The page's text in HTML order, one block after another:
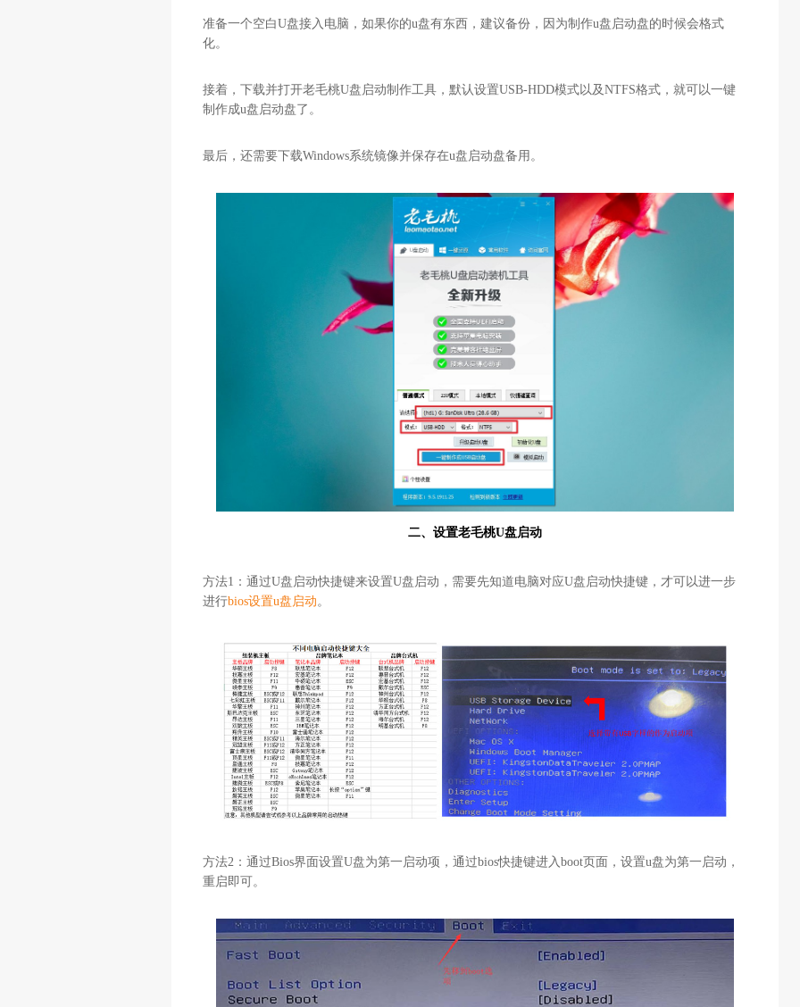
准备一个空白U盘接入电脑，如果你的u盘有东西，建议备份，因为制作u盘启动盘的时候会格式
化。
接着，下载并打开老毛桃U盘启动制作工具，默认设置USB-HDD模式以及NTFS格式，就可以一键
制作成u盘启动盘了。
最后，还需要下载Windows系统镜像并保存在u盘启动盘备用。
二、设置老毛桃U盘启动
方法1：通过U盘启动快捷键来设置U盘启动，需要先知道电脑对应U盘启动快捷键，才可以进一步
进行bios设置u盘启动 。
方法2：通过Bios界面设置U盘为第一启动项，通过bios快捷键进入boot页面，设置u盘为第一启动，
重启即可。